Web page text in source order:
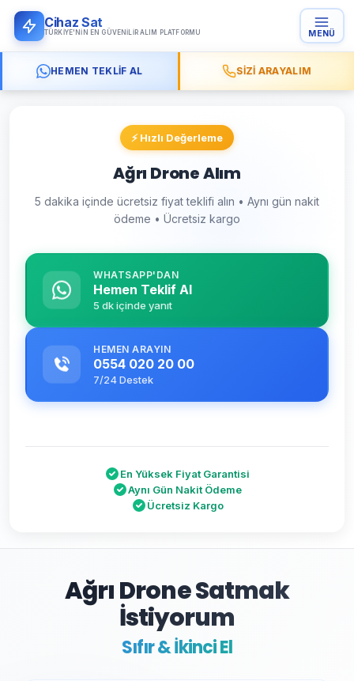
Cihaz Sat
TÜRKIYE'NIN EN GÜVENILIR ALIM PLATFORMU MENÜ
HEMEN TEKLIF AL SIZI ARAYALIM
⚡ Hızlı Değerleme
Ağrı Drone Alım
5 dakika içinde ücretsiz fiyat teklifi alın • Aynı gün nakit
ödeme • Ücretsiz kargo
WHATSAPP'DAN
Hemen Teklif Al
5 dk içinde yanıt
HEMEN ARAYIN
0554 020 20 00
7/24 Destek
En Yüksek Fiyat Garantisi
Aynı Gün Nakit Ödeme
Ücretsiz Kargo
Ağrı Drone Satmak
İstiyorum
Sıfır & İkinci El